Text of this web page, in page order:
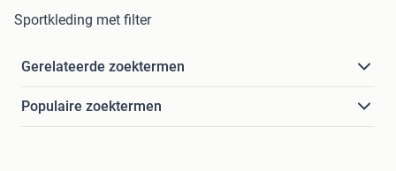
Sportkleding met filter
Gerelateerde zoektermen
Populaire zoektermen